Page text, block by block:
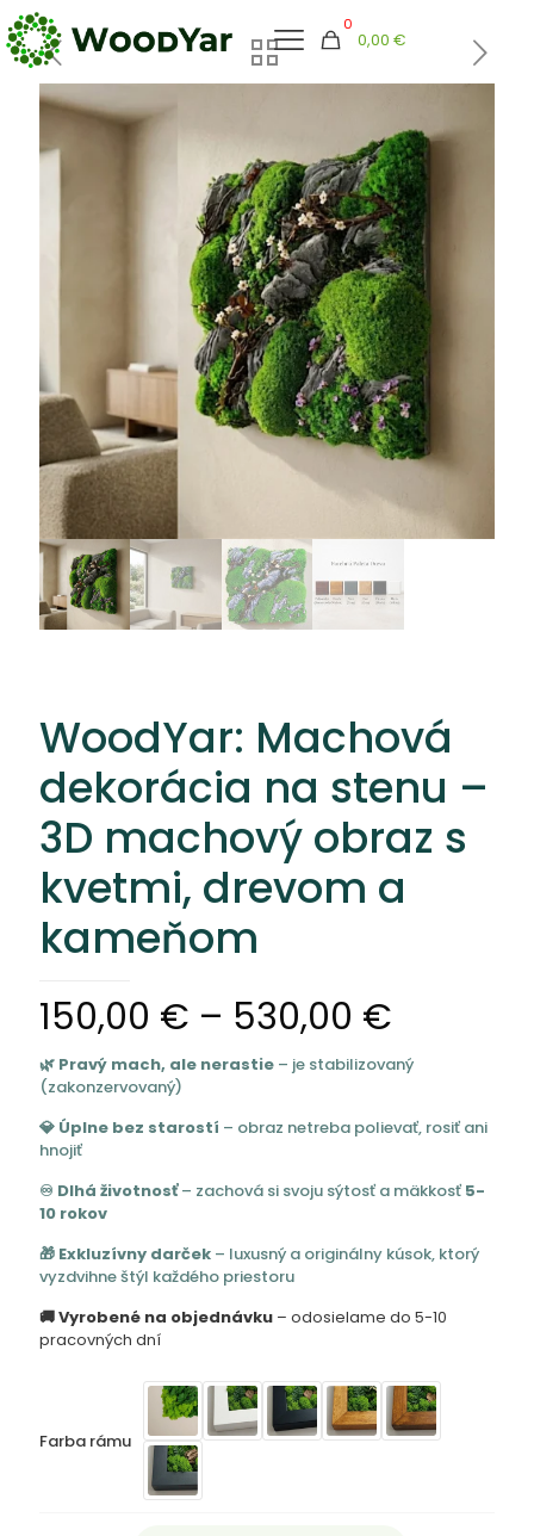
0
0,00 €
WoodYar: Machová
dekorácia na stenu –
3D machový obraz s
kvetmi, drevom a
kameňom
150,00 € – 530,00 €
range:
150,00
through
🌿 Pravý mach, ale nerastie – je stabilizovaný
(zakonzervovaný)
💎 Úplne bez starostí – obraz netreba polievať, rosiť ani
hnojiť
♾️ Dlhá životnosť– zachová si svoju sýtosť a mäkkosť 5-
10 rokov
🎁 Exkluzívny darček – luxusný a originálny kúsok, ktorý
vyzdvihne štýl každého priestoru
🚚 Vyrobené na objednávku – odosielame do 5-10
pracovných dní
Farba rámu